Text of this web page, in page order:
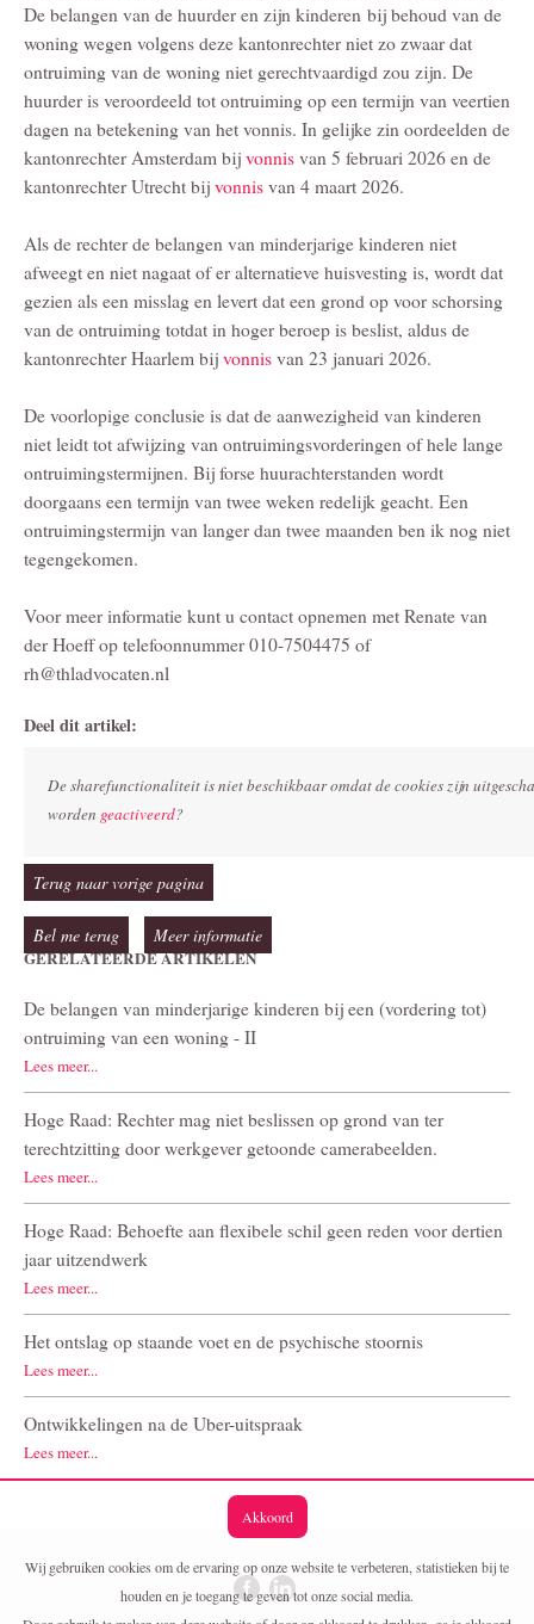
De belangen van de huurder en zijn kinderen bij behoud van de
woning wegen volgens deze kantonrechter niet zo zwaar dat
ontruiming van de woning niet gerechtvaardigd zou zijn. De
huurder is veroordeeld tot ontruiming op een termijn van veertien
dagen na betekening van het vonnis. In gelijke zin oordeelden de
kantonrechter Amsterdam bij vonnis van 5 februari 2026 en de
kantonrechter Utrecht bij vonnis van 4 maart 2026.
Als de rechter de belangen van minderjarige kinderen niet
afweegt en niet nagaat of er alternatieve huisvesting is, wordt dat
gezien als een misslag en levert dat een grond op voor schorsing
van de ontruiming totdat in hoger beroep is beslist, aldus de
kantonrechter Haarlem bij vonnis van 23 januari 2026.
De voorlopige conclusie is dat de aanwezigheid van kinderen
niet leidt tot afwijzing van ontruimingsvorderingen of hele lange
ontruimingstermijnen. Bij forse huurachterstanden wordt
doorgaans een termijn van twee weken redelijk geacht. Een
ontruimingstermijn van langer dan twee maanden ben ik nog niet
tegengekomen.
Voor meer informatie kunt u contact opnemen met Renate van
der Hoeff op telefoonnummer 010-7504475 of
rh@thladvocaten.nl
Deel dit artikel:
De sharefunctionaliteit is niet beschikbaar omdat de cookies zijn
worden geactiveerd?
Terug naar vorige pagina
Bel me terug Meer informatie
GERELATEERDE ARTIKELEN
De belangen van minderjarige kinderen bij een (vordering tot)
ontruiming van een woning - II
Lees meer...
Hoge Raad: Rechter mag niet beslissen op grond van ter
terechtzitting door werkgever getoonde camerabeelden.
Lees meer...
Hoge Raad: Behoefte aan flexibele schil geen reden voor dertien
jaar uitzendwerk
Lees meer...
Het ontslag op staande voet en de psychische stoornis
Lees meer...
Ontwikkelingen na de Uber-uitspraak
Lees meer...
Akkoord
Wij gebruiken cookies om de ervaring op onze website te verbeteren, statistieken bij te
houden en je toegang te geven tot onze social media.